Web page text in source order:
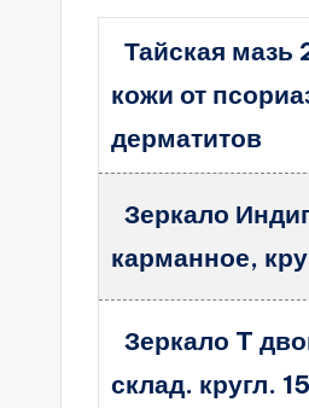
Тайская мазь
кожи от
дерматитов
Зеркало
карманное,
Зеркало T
склад. кругл.